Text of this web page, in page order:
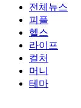
전체뉴스
피플
헬스
라이프
컬처
머니
테마